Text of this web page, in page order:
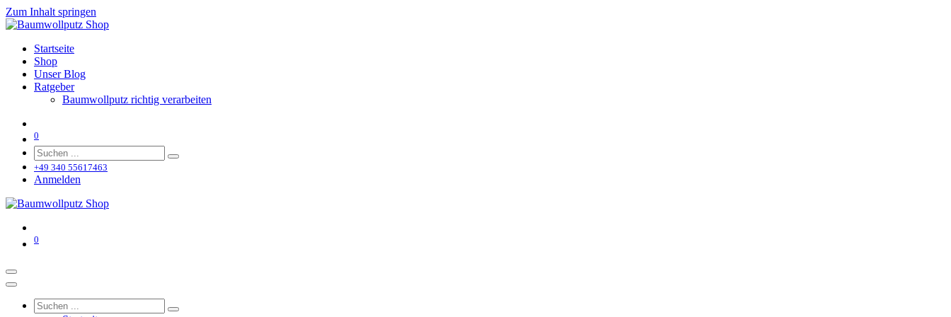
Zum Inhalt springen
Startseite
Shop
Unser Blog
Ratgeber
Baumwollputz richtig verarbeiten
0
+49 340 55617463
Anmelden
0